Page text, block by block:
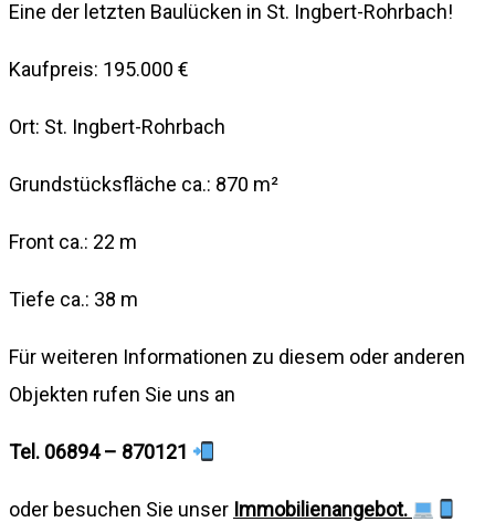
Eine der letzten Baulücken in St. Ingbert-Rohrbach!
Kaufpreis: 195.000 €
Ort: St. Ingbert-Rohrbach
Grundstücksfläche ca.: 870 m²
Front ca.: 22 m
Tiefe ca.: 38 m
Für weiteren Informationen zu diesem oder anderen
Objekten rufen Sie uns an
Tel. 06894 – 870121
oder besuchen Sie unser Immobilienangebot.